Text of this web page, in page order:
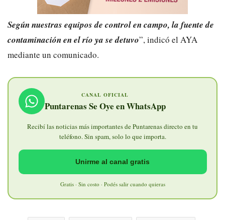
Según nuestras equipos de control en campo, la fuente de
contaminación en el río ya se detuvo”, indicó el AYA
mediante un comunicado.
CANAL OFICIAL
Puntarenas Se Oye en WhatsApp
Recibí las noticias más importantes de Puntarenas directo en tu
teléfono. Sin spam, solo lo que importa.
Unirme al canal gratis
Gratis · Sin costo · Podés salir cuando quieras